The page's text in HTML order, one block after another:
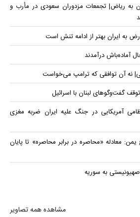
به ریاض| تجمعات مزدوران سعودی در مأرب و
به ایران بهتر از ادامه تنش است
آماده‌باش درآمدند
نه آن توافقی که ترامپ می‌خواست
گفت‌وگوهای لبنان با اسرائیل
آمریکایی در جنگ علیه ایران ضربه مغزی
معادله «محاصره در برابر محاصره» تا پایان
به سوریه
مشاهده همه تصاویر